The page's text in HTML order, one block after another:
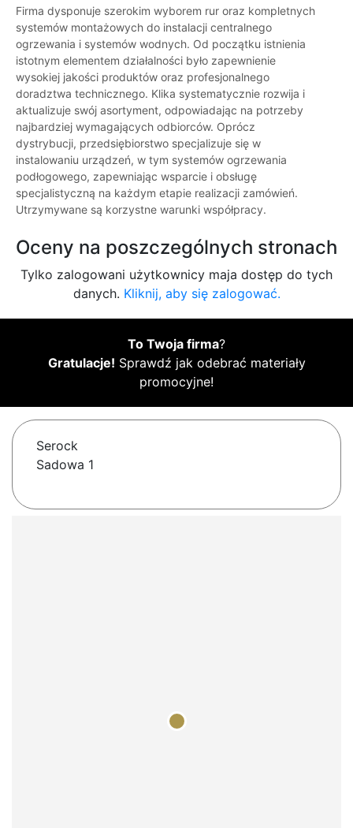
Firma dysponuje szerokim wyborem rur oraz kompletnych
systemów montażowych do instalacji centralnego
ogrzewania i systemów wodnych. Od początku istnienia
istotnym elementem działalności było zapewnienie
wysokiej jakości produktów oraz profesjonalnego
doradztwa technicznego. Klika systematycznie rozwija i
aktualizuje swój asortyment, odpowiadając na potrzeby
najbardziej wymagających odbiorców. Oprócz
dystrybucji, przedsiębiorstwo specjalizuje się w
instalowaniu urządzeń, w tym systemów ogrzewania
podłogowego, zapewniając wsparcie i obsługę
specjalistyczną na każdym etapie realizacji zamówień.
Utrzymywane są korzystne warunki współpracy.
Oceny na poszczególnych stronach
Tylko zalogowani użytkownicy maja dostęp do tych
danych. Kliknij, aby się zalogować.
To Twoja firma?
Gratulacje! Sprawdź jak odebrać materiały
promocyjne!
Serock
Sadowa 1